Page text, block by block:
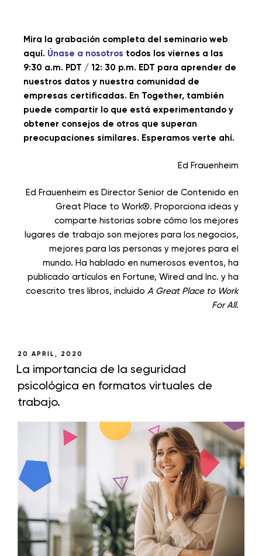
Mira la grabación completa del seminario web
aquí. Únase a nosotros todos los viernes a las
9:30 a.m. PDT / 12: 30 p.m. EDT para aprender de
nuestros datos y nuestra comunidad de
empresas certificadas. En Together, también
puede compartir lo que está experimentando y
obtener consejos de otros que superan
preocupaciones similares. Esperamos verte ahí.
Ed Frauenheim
Ed Frauenheim es Director Senior de Contenido en
Great Place to Work®. Proporciona ideas y
comparte historias sobre cómo los mejores
lugares de trabajo son mejores para los negocios,
mejores para las personas y mejores para el
mundo. Ha hablado en numerosos eventos, ha
publicado artículos en Fortune, Wired and Inc. y ha
coescrito tres libros, incluido A Great Place to Work
For All.
20 APRIL, 2020
La importancia de la seguridad
psicológica en formatos virtuales de
trabajo.